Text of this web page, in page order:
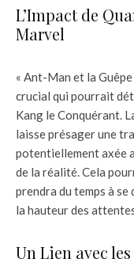
L’Impact de
Marvel
« Ant-Man et la
crucial qui pourrait
Kang le Conquérant.
laisse présager une
potentiellement axée
de la réalité. Cela
prendra du temps à
la hauteur des
Un Lien avec